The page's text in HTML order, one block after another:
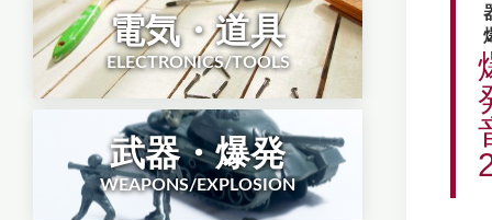
電気・道具
ELECTRONICS/TOOLS
武器・爆発
WEAPONS/EXPLOSION